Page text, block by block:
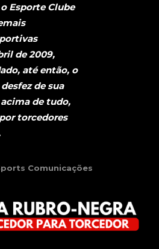
Esporte Clube
de 2009,
até então, o
de sua
de tudo,
torcedores
Comunicações